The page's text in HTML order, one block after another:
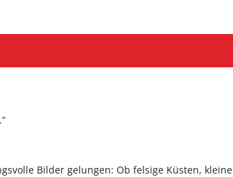
Bilder gelungen: Ob felsige Küsten, kleine